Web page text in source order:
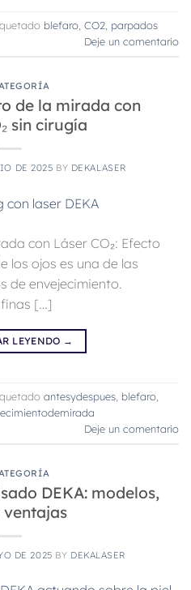
blefaro, CO2, parpados
Deje un comentario
de la mirada con
sin cirugía
DE 2025 BY DEKALASER
con Láser CO₂: Efecto
los ojos es una de las
de envejecimiento.
[…]
LEYENDO →
antesydespues, blefaro,
Deje un comentario
DEKA: modelos,
ventajas
DE 2025 BY DEKALASER